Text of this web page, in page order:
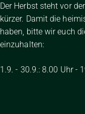
Der Herbst steht vor
kürzer. Damit die
haben, bitte wir euch
einzuhalten:
1.9. - 30.9.: 8.00 Uhr -